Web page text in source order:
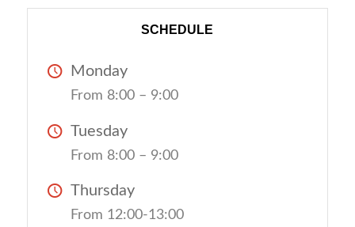
SCHEDULE
Monday
From 8:00 – 9:00
Tuesday
From 8:00 – 9:00
Thursday
From 12:00-13:00